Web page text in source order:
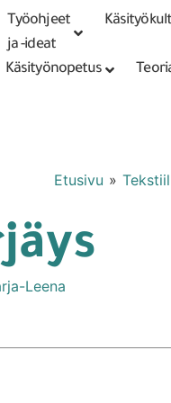
Tarkennettu
Työohjeet
ja -ideat
Käsityönopetus
Etusivu »
Leena